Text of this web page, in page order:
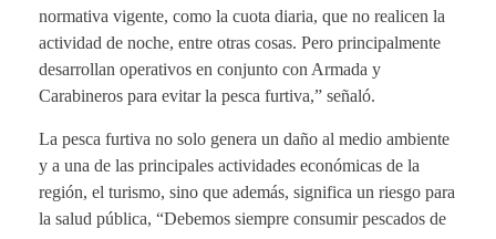
normativa vigente, como la cuota diaria, que no realicen la
actividad de noche, entre otras cosas. Pero principalmente
desarrollan operativos en conjunto con Armada y
Carabineros para evitar la pesca furtiva,” señaló.
La pesca furtiva no solo genera un daño al medio ambiente
y a una de las principales actividades económicas de la
región, el turismo, sino que además, significa un riesgo para
la salud pública, “Debemos siempre consumir pescados de